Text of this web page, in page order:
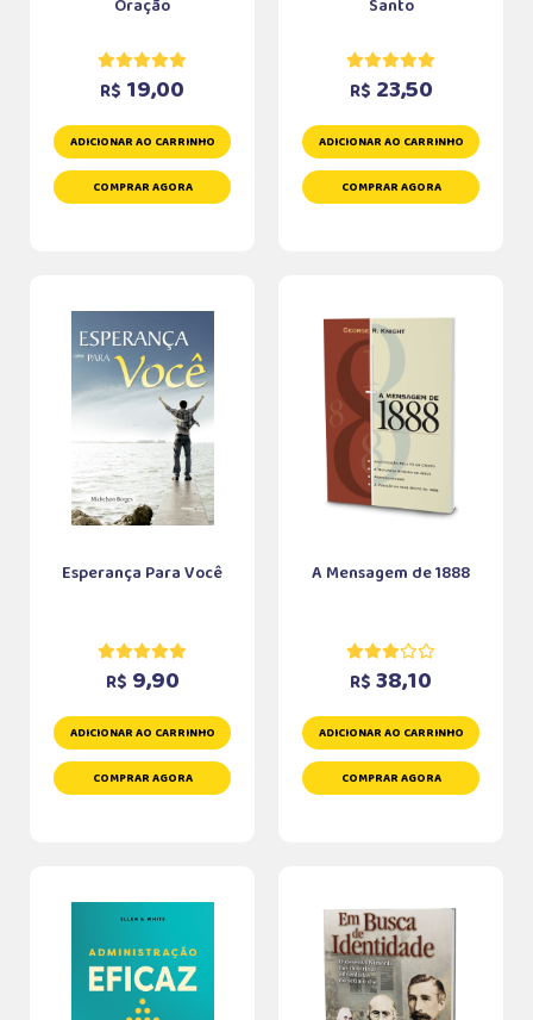
Oração
R$ 19,00
ADICIONAR AO CARRINHO
COMPRAR AGORA
Santo
R$ 23,50
ADICIONAR AO CARRINHO
COMPRAR AGORA
Esperança Para Você
R$ 9,90
ADICIONAR AO CARRINHO
COMPRAR AGORA
A Mensagem de 1888
R$ 38,10
ADICIONAR AO CARRINHO
COMPRAR AGORA